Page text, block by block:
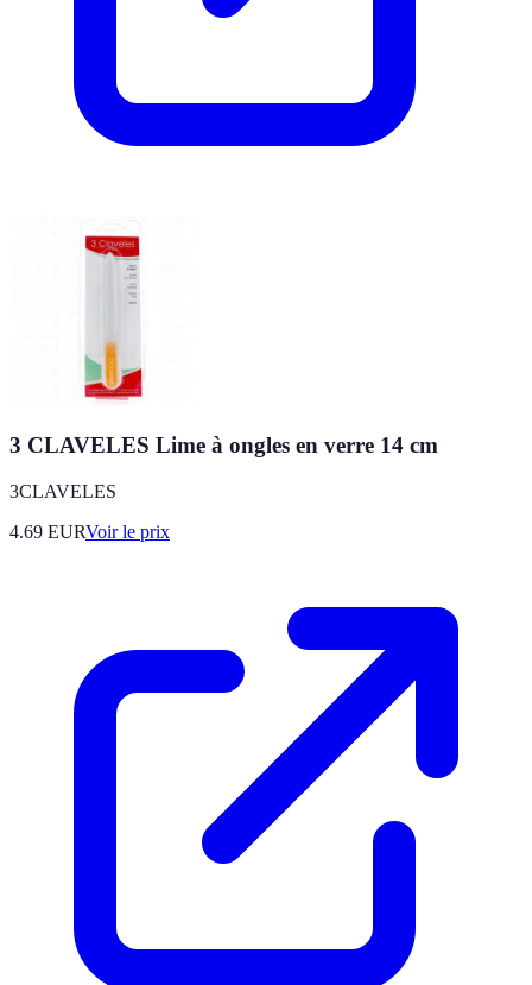
3 CLAVELES Lime à ongles en verre 14 cm
3CLAVELES
4.69 EURVoir le prix